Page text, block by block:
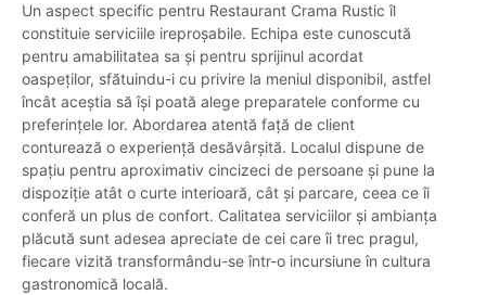
Un aspect specific pentru Restaurant Crama Rustic îl
constituie serviciile ireproșabile. Echipa este cunoscută
pentru amabilitatea sa și pentru sprijinul acordat
oaspeților, sfătuindu-i cu privire la meniul disponibil, astfel
încât aceștia să își poată alege preparatele conforme cu
preferințele lor. Abordarea atentă față de client
conturează o experiență desăvârșită. Localul dispune de
spațiu pentru aproximativ cincizeci de persoane și pune la
dispoziție atât o curte interioară, cât și parcare, ceea ce îi
conferă un plus de confort. Calitatea serviciilor și ambianța
plăcută sunt adesea apreciate de cei care îi trec pragul,
fiecare vizită transformându-se într-o incursiune în cultura
gastronomică locală.